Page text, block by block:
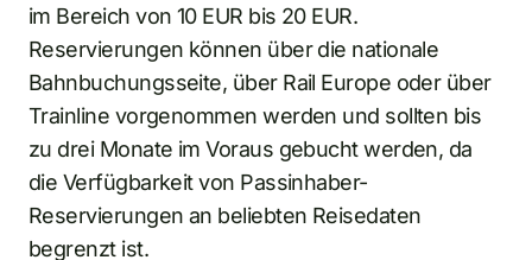
im Bereich von 10 EUR bis 20 EUR.
Reservierungen können über die nationale
Bahnbuchungsseite, über Rail Europe oder über
Trainline vorgenommen werden und sollten bis
zu drei Monate im Voraus gebucht werden, da
die Verfügbarkeit von Passinhaber-
Reservierungen an beliebten Reisedaten
begrenzt ist.